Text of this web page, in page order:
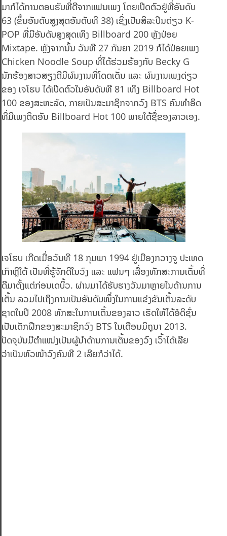
ມາກໍໄດ້ການຕອບຮັບທີ່ດີຈາກແຟນເພງ ໂດຍເປີດຕົວຢູ່ທີ່ອັນດັບ
63 (ຂຶ້ນອັນດັບສູງສຸດອັນດັບທີ 38) ເຊິ່ງເປັນສິລະປິນດ່ຽວ K-
POP ທີ່ມີອັນດັບສູງສຸດເທິງ Billboard 200 ຫຼັງປ່ອຍ
Mixtape. ຫຼັງຈາກນັ້ນ ວັນທີ 27 ກັນຍາ 2019 ກໍໄດ້ປ່ອຍເພງ
Chicken Noodle Soup ທີ່ໄດ້ຮ່ວມຮ້ອງກັບ Becky G
ນັກຮ້ອງສາວສຽງດີມີຜົນງານທີ່ໂດດເດັ່ນ ແລະ ຜົນງານເພງດ່ຽວ
ຂອງ ເຈໂຮບ ໄດ້ເປີດຕົວໃນອັນດັບທີ 81 ເທິງ Billboard Hot
100 ຂອງສະຫະລັດ, ກາຍເປັນສະມາຊິກຈາກວົງ BTS ຄົນທໍາອິດ
ທີ່ມີເພງຕິດອັນ Billboard Hot 100 ພາຍໃຕ້ຊື່ຂອງລາວເອງ.
ເຈໂຮບ ເກີດເມື່ອວັນທີ 18 ກຸມພາ 1994 ຢູ່ເມືອງກວາງຈູ ປະເທດ
ເກົາຫຼີໃຕ້ ເປັນທີ່ຮູ້ຈັກດີໃນວົງ ແລະ ແຟນໆ ເລື່ອງທັກສະການເຕັ້ນທີ່
ດີມາຕັ້ງແຕ່ກ່ອນເດບິ້ວ. ຜ່ານມາໄດ້ຮັບຮາງວັນມາຫຼາຍໃນດ້ານການ
ເຕັ້ນ ລວມໄປເຖິງການເປັນອັນດັບໜຶ່ງໃນການແຂ່ງຂັນເຕັ້ນລະດັບ
ຊາດໃນປີ 2008 ທັກສະໃນການເຕັ້ນຂອງລາວ ເຮັດໃຫ້ໄດ້ອໍດິຊັ່ນ
ເປັນເດັກຝຶກຂອງສະມາຊິກວົງ BTS ໃນເດືອນມິຖຸນາ 2013.
ປັດຈຸບັນມີຕຳແໜ່ງເປັນຜູ້ນຳດ້ານການເຕັ້ນຂອງວົງ ເວົ້າໄດ້ເລີຍ
ວ່າເປັນຫົວໜ້າວົງຄົນທີ 2 ເລີຍກໍວ່າໄດ້.